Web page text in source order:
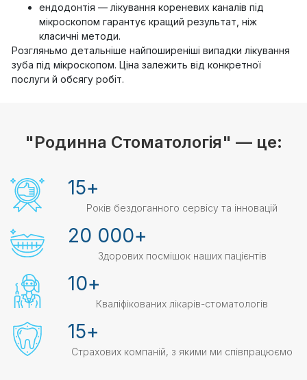
ендодонтія — лікування кореневих каналів під
мікроскопом гарантує кращий результат, ніж
класичні методи.
Розгляньмо детальніше найпоширеніші випадки лікування
зуба під мікроскопом. Ціна залежить від конкретної
послуги й обсягу робіт.
"Родинна Стоматологія" — це:
Років бездоганного сервісу та інновацій
15+
Здорових посмішок наших пацієнтів
20 000+
Кваліфікованих лікарів-стоматологів
10+
Страхових компаній, з якими ми співпрацюємо
15+